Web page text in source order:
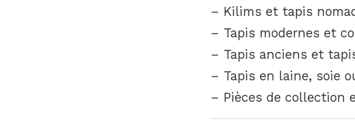
– Kilims et tapis
– Tapis modernes et
– Tapis anciens et
– Tapis en laine, soie
– Pièces de collection